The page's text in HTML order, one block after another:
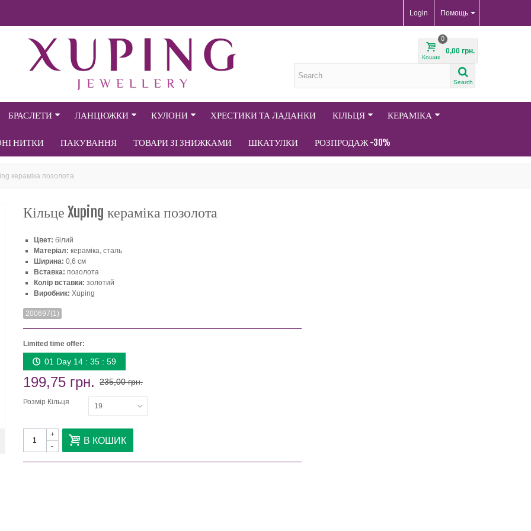
Помощь
Login
Кошик
0
0,00 грн.
Search
БРАСЛЕТИ ЛАНЦЮЖКИ КУЛОНИ ХРЕСТИКИ ТА ЛАДАНКИ КІЛЬЦЯ КЕРАМІКА
НИТКИ ПАКУВАННЯ ТОВАРИ ЗІ ЗНИЖКАМИ ШКАТУЛКИ РОЗПРОДАЖ -30%
кераміка позолота
Кільце Xuping кераміка позолота
Цвет: білий
Матеріал: кераміка, сталь
Ширина: 0,6 см
Вставка: позолота
Колір вставки: золотий
Виробник: Xuping
200697(1)
Limited time offer:
01 Day 14 : 35 : 58
199,75 грн. 235,00 грн.
Розмір Кільця 19
-
+ В КОШИК